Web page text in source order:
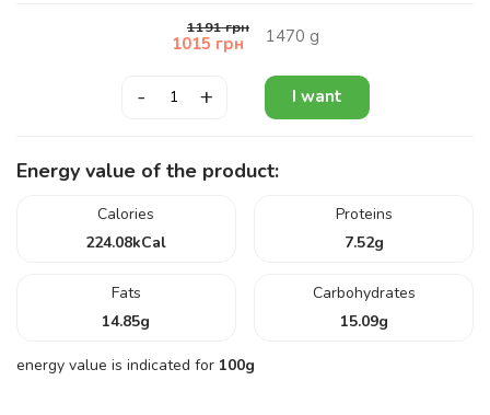
1191грн
1015 грн 1470 g
- + I want
Energy value of the product:
Calories
224.08kCal
Proteins
7.52g
Fats
14.85g
Carbohydrates
15.09g
energy value is indicated for 100g